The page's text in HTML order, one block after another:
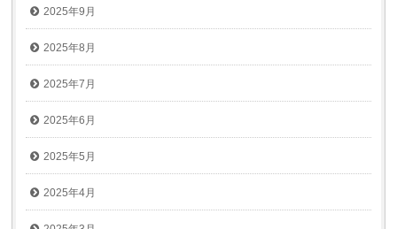
2025年9月
2025年8月
2025年7月
2025年6月
2025年5月
2025年4月